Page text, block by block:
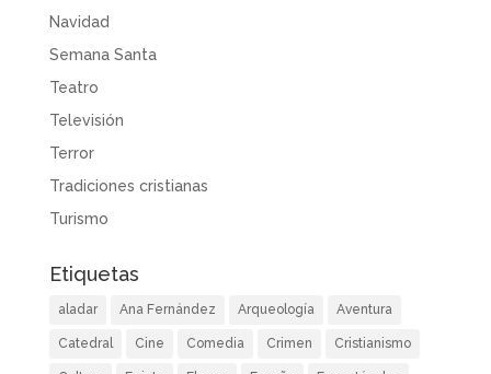
Navidad
Semana Santa
Teatro
Televisión
Terror
Tradiciones cristianas
Turismo
Etiquetas
aladar Ana Fernández Arqueología Aventura
Catedral Cine Comedia Crimen Cristianismo